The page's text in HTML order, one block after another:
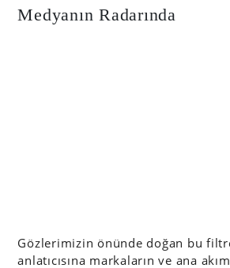
Medyanın Radarında
Gözlerimizin önünde doğan bu
anlatıcısına markaların ve ana